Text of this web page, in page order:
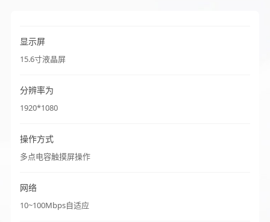
显示屏
15.6寸液晶屏
分辨率为
1920*1080
操作方式
多点电容触摸屏操作
网络
10~100Mbps自适应